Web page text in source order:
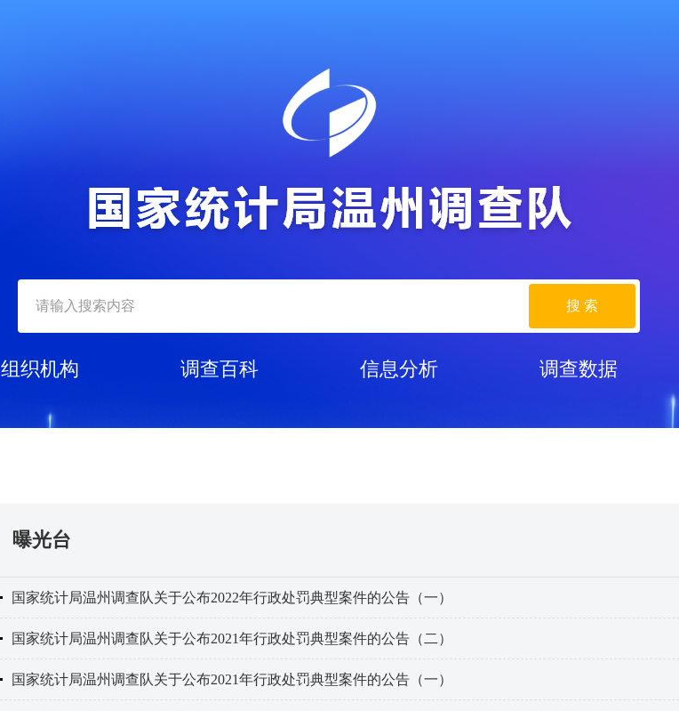
搜 索
组织机构 调查百科 信息分析 调查数据
曝光台
国家统计局温州调查队关于公布2022年行政处罚典型案件的公告（一）
国家统计局温州调查队关于公布2021年行政处罚典型案件的公告（二）
国家统计局温州调查队关于公布2021年行政处罚典型案件的公告（一）